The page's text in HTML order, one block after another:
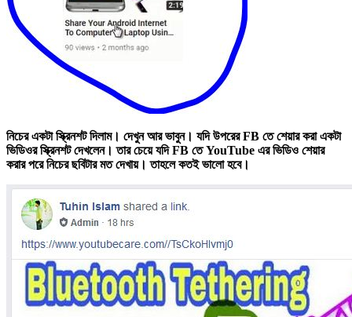
নিচের একটা স্ক্রিনশট দিলাম। দেখুন আর ভাবুন। যদি উপরের FB তে শেয়ার করা একটা
ভিডিওর স্ক্রিনশট দেখলেন। তার চেয়ে যদি FB তে YouTube এর ভিডিও শেয়ার
করার পরে নিচের ছবিটার মত দেখায়। তাহলে কতই ভালো হবে।